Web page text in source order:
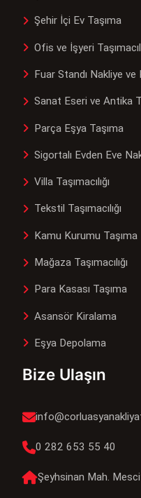
Şehir İçi Ev Taşıma
Ofis ve İşyeri
Fuar Standı Nakliye ve
Sanat Eseri ve Antika
Parça Eşya Taşıma
Sigortalı Evden Eve
Villa Taşımacılığı
Tekstil Taşımacılığı
Kamu Kurumu Taşıma
Mağaza Taşımacılığı
Para Kasası Taşıma
Asansör Kiralama
Eşya Depolama
Bize Ulaşın
0 282 653 55 40
Şeyhsinan Mah.